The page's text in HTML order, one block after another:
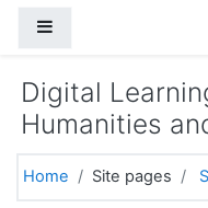
Digital
Humanities
Home Site pages